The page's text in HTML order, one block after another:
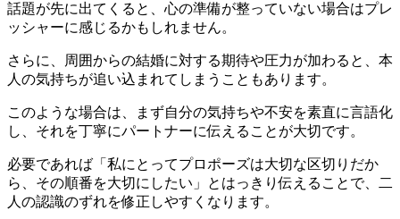
話題が先に出てくると、心の準備が整っていない場合はプレ
ッシャーに感じるかもしれません。
さらに、周囲からの結婚に対する期待や圧力が加わると、本
人の気持ちが追い込まれてしまうこともあります。
このような場合は、まず自分の気持ちや不安を素直に言語化
し、それを丁寧にパートナーに伝えることが大切です。
必要であれば「私にとってプロポーズは大切な区切りだか
ら、その順番を大切にしたい」とはっきり伝えることで、二
人の認識のずれを修正しやすくなります。